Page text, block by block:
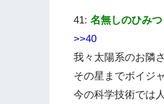
41: 名無しのひみつ
>>40
我々太陽系のお隣
その星までボイジ
今の科学技術では